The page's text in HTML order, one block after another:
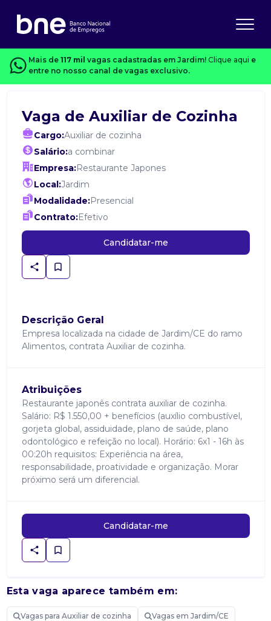
Mais de 117 mil vagas cadastradas em Jardim! Clique aqui e
entre no nosso canal de vagas exclusivo.
Vaga de Auxiliar de Cozinha
Cargo:Auxiliar de cozinha
Salário:a combinar
Empresa:Restaurante Japones
Local:Jardim
Modalidade:Presencial
Contrato:Efetivo
Candidatar-me
Descrição Geral
Empresa localizada na cidade de Jardim/CE do ramo
Alimentos, contrata Auxiliar de cozinha.
Atribuições
Restaurante japonês contrata auxiliar de cozinha.
Salário: R$ 1.550,00 + benefícios (auxílio combustível,
gorjeta global, assiduidade, plano de saúde, plano
odontológico e refeição no local). Horário: 6x1 - 16h às
00:20h requisitos: Experiência na área,
responsabilidade, proatividade e organização. Morar
próximo será um diferencial.
Candidatar-me
Esta vaga aparece também em:
Vagas para Auxiliar de cozinha Vagas em Jardim/CE